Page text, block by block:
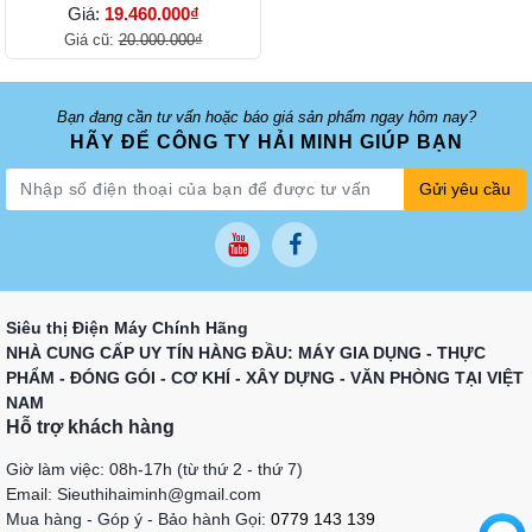
Giá: 19.460.000₫
Giá cũ:20.000.000₫
Bạn đang cần tư vấn hoặc báo giá sản phẩm ngay hôm nay?
HÃY ĐỂ CÔNG TY HẢI MINH GIÚP BẠN
Gửi yêu cầu
Siêu thị Điện Máy Chính Hãng
NHÀ CUNG CẤP UY TÍN HÀNG ĐẦU: MÁY GIA DỤNG - THỰC
PHẨM - ĐÓNG GÓI - CƠ KHÍ - XÂY DỰNG - VĂN PHÒNG TẠI VIỆT
NAM
Hỗ trợ khách hàng
Giờ làm việc: 08h-17h (từ thứ 2 - thứ 7)
Email: Sieuthihaiminh@gmail.com
Mua hàng - Góp ý - Bảo hành Gọi: 0779 143 139